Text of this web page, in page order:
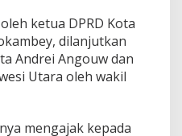
ketua DPRD Kota
dilanjutkan
Andrei Angouw dan
Utara oleh wakil
mengajak kepada